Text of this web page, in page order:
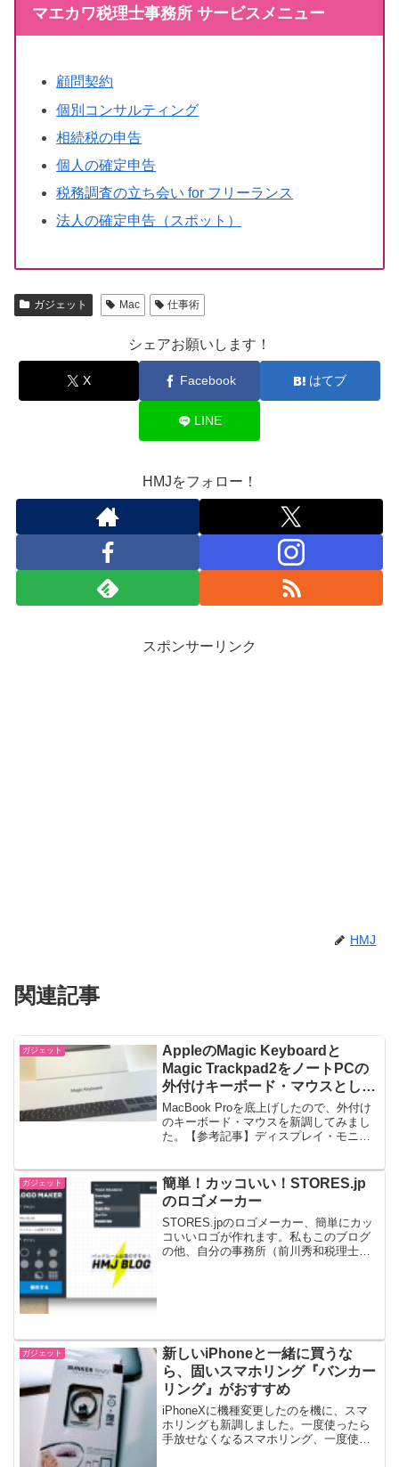
マエカワ税理士事務所 サービスメニュー
顧問契約
個別コンサルティング
相続税の申告
個人の確定申告
税務調査の立ち会い for フリーランス
法人の確定申告（スポット）
ガジェット Mac 仕事術
シェアお願いします！
X Facebook はてブ
LINE
HMJをフォロー！
スポンサーリンク
HMJ
関連記事
ガジェット
AppleのMagic Keyboardと
Magic Trackpad2をノートPCの
外付けキーボード・マウスとして
買ってみた
MacBook Proを底上げしたので、外付け
のキーボード・マウスを新調してみまし
た。【参考記事】ディスプレイ・モニタ
KeyboardとApple Magic...
ガジェット
簡単！カッコいい！STORES.jp
のロゴメーカー
STORES.jpのロゴメーカー、簡単にカッ
コいいロゴが作れます。私もこのブログ
の他、自分の事務所（前川秀和税理士税
ガジェット
新しいiPhoneと一緒に買うな
ら、固いスマホリング『バンカー
リング』がおすすめ
iPhoneXに機種変更したのを機に、スマ
ホリングも新調しました。一度使ったら
手放せなくなるスマホリング、一度使っ